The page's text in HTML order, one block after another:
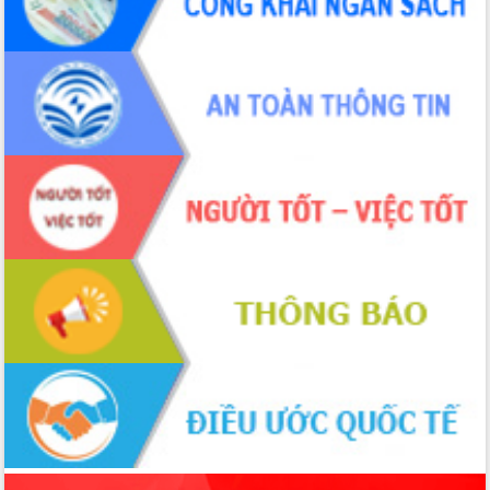
phá cơ chế - Hợp tác công tư
Đề án 06 tạo bước ngoặt đột phá trong
cải cách hành chính tỉnh Đắk Lắk
Kết nối tour, đẩy mạnh chuyển đổi số
để phát triển du lịch Đắk Lắk
Khởi động Dự án Đầu tư xây dựng hạ
tầng kỹ thuật Cụm công nghiệp Tân
Tiến
Gặp mặt các cơ quan báo chí nhân Kỷ
niệm 101 năm Ngày Báo chí Cách
mạng Việt Nam
Đắk Lắk sơ kết 4 năm triển khai thực
hiện Đề án 06 của Chính phủ
Họp báo thông tin về Hội nghị Công bố
Quy hoạch và Xúc tiến đầu tư tỉnh Đắk
Khơi thông điểm nghẽn, đẩy nhanh
giải ngân vốn khắc phục thiên tai
HĐND tỉnh thông qua điều chỉnh Quy
hoạch tỉnh thời kỳ 2021-2030